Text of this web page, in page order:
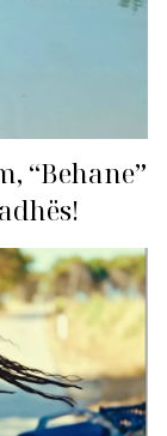
“Behane”